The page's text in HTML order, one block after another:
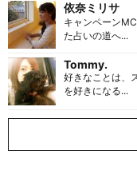
依奈ミリサ
キャンペーン
た占いの道へ...
Tommy.
好きなことは、
を好きになる...